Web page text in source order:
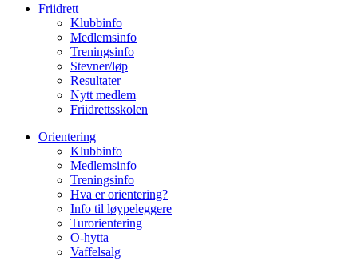
Friidrett
Klubbinfo
Medlemsinfo
Treningsinfo
Stevner/løp
Resultater
Nytt medlem
Friidrettsskolen
Orientering
Klubbinfo
Medlemsinfo
Treningsinfo
Hva er orientering?
Info til løypeleggere
Turorientering
O-hytta
Vaffelsalg